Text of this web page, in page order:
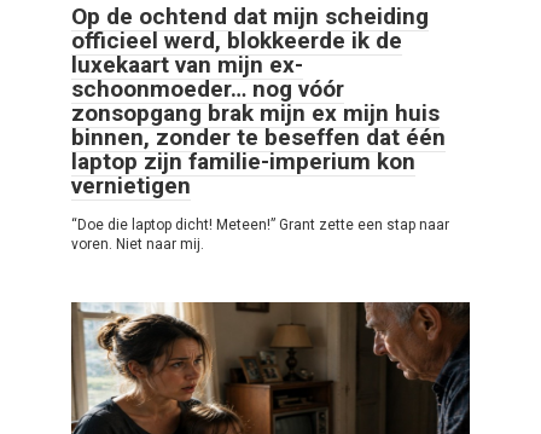
Op de ochtend dat mijn scheiding
officieel werd, blokkeerde ik de
luxekaart van mijn ex-
schoonmoeder… nog vóór
zonsopgang brak mijn ex mijn huis
binnen, zonder te beseffen dat één
laptop zijn familie-imperium kon
vernietigen
“Doe die laptop dicht! Meteen!” Grant zette een stap naar
voren. Niet naar mij.